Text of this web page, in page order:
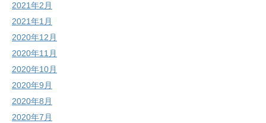
2021年2月
2021年1月
2020年12月
2020年11月
2020年10月
2020年9月
2020年8月
2020年7月